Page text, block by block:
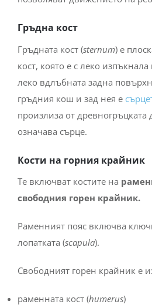
Гръдна кост
Гръдната кост (sternum) е
кост, която е с леко
леко вдлъбната задна
гръдния кош и зад нея е
произлиза от древногръцката
означава сърце.
Кости на горния крайник
Те включват костите на
свободния горен крайник.
Раменният пояс включва
лопатката (scapula).
Свободният горен крайник е
раменната кост (humerus)